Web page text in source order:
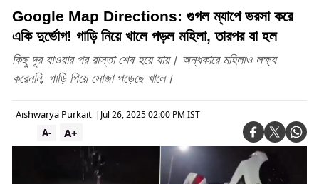
Google Map Directions: গুগল ম্যাপে ভরসা করে
একি দুর্ভোগ! গাড়ি নিয়ে খালে পড়ল মহিলা, তারপর যা হল
কিছু দূর যাওয়ার পর রাস্তা শেষ হয়ে যায়। অন্ধকারে মহিলাও লক্ষ্য
করেননি, গাড়ি গিয়ে সোজা পড়েছে খালে।
Aishwarya Purkait | Jul 26, 2025 02:00 PM IST
A+
A-